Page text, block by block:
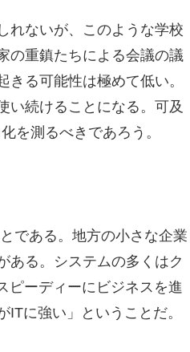
れないが、このような学校
の重鎮たちによる会議の議
る可能性は極めて低い。
い続けることになる。可及
を測るべきであろう。
である。地方の小さな企業
ある。システムの多くはク
ピーディーにビジネスを進
に強い」ということだ。